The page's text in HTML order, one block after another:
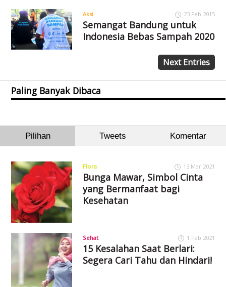
Aksi 23 Feb 2015
Semangat Bandung untuk
Indonesia Bebas Sampah 2020
Next Entries
Paling Banyak Dibaca
Pilihan Tweets Komentar
Flora 13 Mar 2021
Bunga Mawar, Simbol Cinta
yang Bermanfaat bagi
Kesehatan
Sehat 1 Feb 2021
15 Kesalahan Saat Berlari:
Segera Cari Tahu dan Hindari!